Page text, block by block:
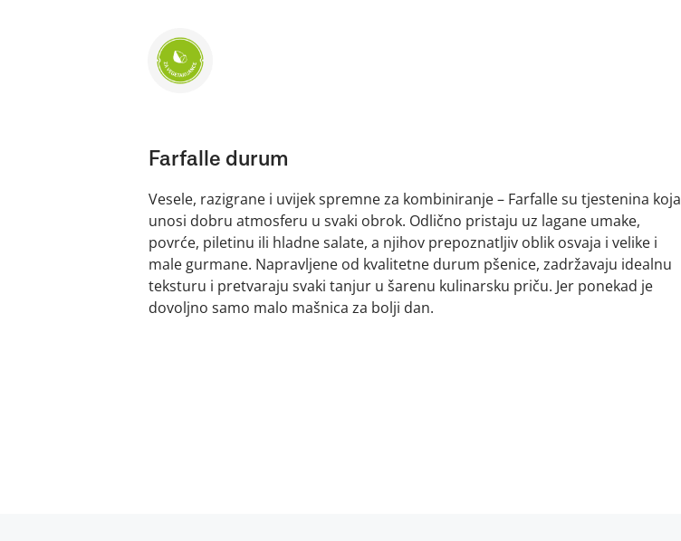
Farfalle durum
Vesele, razigrane i uvijek spremne za kombiniranje – Farfalle su tjestenina koja
unosi dobru atmosferu u svaki obrok. Odlično pristaju uz lagane umake,
povrće, piletinu ili hladne salate, a njihov prepoznatljiv oblik osvaja i velike i
male gurmane. Napravljene od kvalitetne durum pšenice, zadržavaju idealnu
teksturu i pretvaraju svaki tanjur u šarenu kulinarsku priču. Jer ponekad je
dovoljno samo malo mašnica za bolji dan.